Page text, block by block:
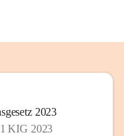
2023
KIG 2023